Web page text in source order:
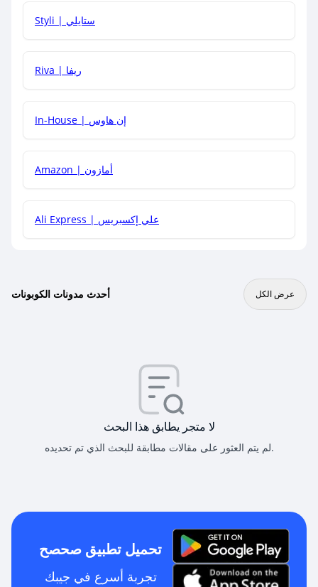
هل يمكنني جمع كود خصم مع العروض الأخرى؟
Styli | ستايلي
Riva | ريفا
In-House | إن هاوس
Amazon | أمازون
Ali Express | علي إكسبريس
أحدث مدونات الكوبونات عرض الكل
لا متجر يطابق هذا البحث
لم يتم العثور على مقالات مطابقة للبحث الذي تم تحديده.
تحميل تطبيق صحصح
تجربة أسرع في جيبك